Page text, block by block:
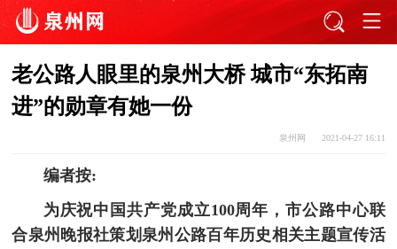
老公路人眼里的泉州大桥 城市“东拓南
进”的勋章有她一份
泉州网 2021-04-27 16:11
编者按:
为庆祝中国共产党成立100周年，市公路中心联
合泉州晚报社策划泉州公路百年历史相关主题宣传活